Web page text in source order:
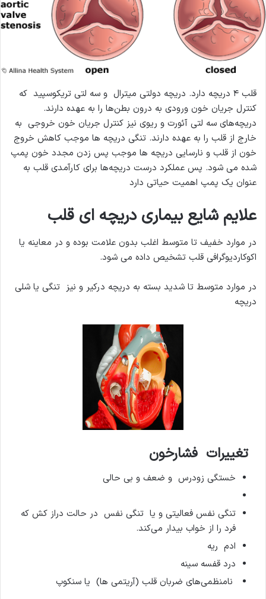
قلب‌ ۴ دریچه‌ دارد. دریچه‌‌ دولتی‌ میترال‌ و سه‌ لتی‌ تریکوسپید که‌
کنترل‌ جریان‌ خون‌ ورودی به‌ درون‌ بطن‌ها را به‌ عهده‌ دارند.
دریچه‌های‌ سه‌ لتی‌ آئورت‌ و ریوی‌ نیز کنترل‌ جریان‌ خون خروجی ‌ به‌
خارج‌ از قلب‌ را به‌ عهده‌ دارند. تنگی دریچه ها موجب کاهش خروج
خون از قلب و نارسایی دریچه ها موجب پس زدن مجدد خون پمپ
شده می شود. پس عملکرد درست‌ دریچه‌ها برای‌ کارآمدی‌ قلب‌ به‌
عنوان‌ یک‌ پمپ‌ اهمیت‌ حیاتی دارد
علایم‌ شایع‌ بیماری‌ دریچه‌ ای قلب‌
در موارد خفیف تا متوسط اغلب بدون‌ علامت بوده و در معاینه یا
اکوکاردیوگرافی قلب تشخیص داده می شود.
در موارد متوسط تا شدید بسته به دریچه درکیر و نیز تنگی یا شلی
دریچه
تغییرات فشارخون‌ ‌
خستگی‌ زودرس و ضعف و بی حالی
تنگی‌ نفس فعالیتی و یا ‌ تنگی‌ نفس در حالت دراز کش که‌
فرد را از خواب‌ بیدار می‌کند.
ادم ‌ ریه‌
درد قفسه‌ سینه
نامنظمی‌های‌ ضربان‌ قلب (آریتمی ها)‌ یا سنکوپ